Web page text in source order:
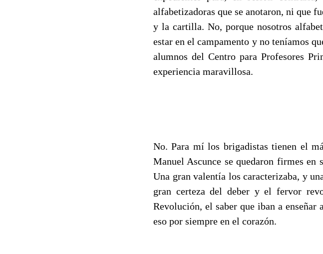
alfabetizadoras que se anotaron, ni que
y la cartilla. No, porque nosotros
estar en el campamento y no teníamos
alumnos del Centro para Profesores
experiencia maravillosa.
No. Para mí los brigadistas tienen el
Manuel Ascunce se quedaron firmes
Una gran valentía los caracterizaba, y
gran certeza del deber y el fervor
Revolución, el saber que iban a
eso por siempre en el corazón.